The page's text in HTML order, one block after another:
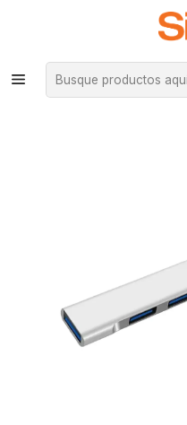
¡Compra hasta mediodía y recibe
Santiago. Envío gratis desde
Inicio Redes y
Adaptador Hub